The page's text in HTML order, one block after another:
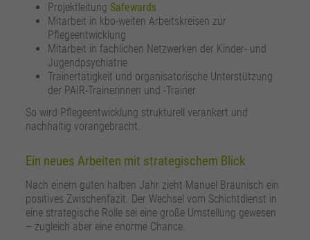
Projektleitung Safewards
Mitarbeit in kbo-weiten Arbeitskreisen zur
Pflegeentwicklung
Mitarbeit in fachlichen Netzwerken der Kinder- und
Jugendpsychiatrie
Trainertätigkeit und organisatorische Unterstützung
der PAIR-Trainerinnen und -Trainer
So wird Pflegeentwicklung strukturell verankert und
nachhaltig vorangebracht.
Ein neues Arbeiten mit strategischem Blick
Nach einem guten halben Jahr zieht Manuel Braunisch ein
positives Zwischenfazit. Der Wechsel vom Schichtdienst in
eine strategische Rolle sei eine große Umstellung gewesen
– zugleich aber eine enorme Chance.